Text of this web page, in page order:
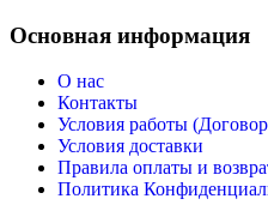
Основная информация
О нас
Контакты
Условия работы
Условия доставки
Правила оплаты и
Политика